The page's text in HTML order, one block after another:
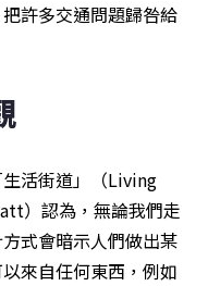
許多交通問題歸咎給
活街道」（Living
）認為，無論我們走
式會暗示人們做出某
來自任何東西，例如